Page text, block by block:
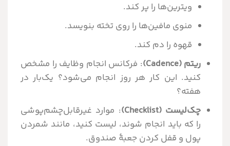
ویترین‌ها را پر کند.
منوی مافین‌ها را روی تخته بنویسد.
قهوه را دم کند.
ریتم (Cadence)
: فرکانس انجام وظایف را مشخص
کنید. این کار هر روز انجام می‌شود؟ یک‌بار در
هفته؟
چک‌لیست (Checklist)
: موارد غیرقابل‌چشم‌پوشی
را که باید انجام شوند، لیست کنید، مانند شمردن
پول و قفل کردن جعبۀ صندوق.